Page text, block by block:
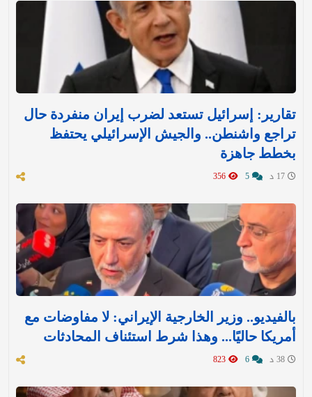
تقارير: إسرائيل تستعد لضرب إيران منفردة حال
تراجع واشنطن.. والجيش الإسرائيلي يحتفظ
بخطط جاهزة
بالفيديو.. وزير الخارجية الإيراني: لا مفاوضات مع
أمريكا حاليًا... وهذا شرط استئناف المحادثات